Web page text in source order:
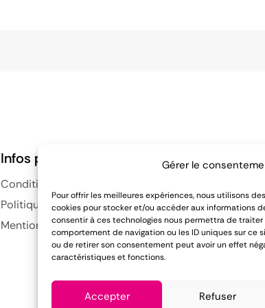
Gérer le
Pour offrir les meilleures expériences, nous utilisons
cookies pour stocker et/ou accéder aux informations
consentir à ces technologies nous permettra de
comportement de navigation ou les ID uniques sur ce
ou de retirer son consentement peut avoir un effet
caractéristiques et fonctions.
Accepter Refuser
Infos pratiques
Conditions générales de vente
Politique de confidentialité
Mentions légales
Notre
vendredi :
01 84